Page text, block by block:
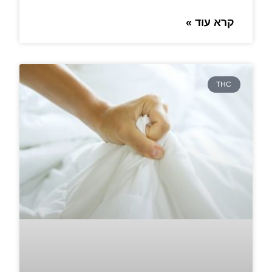
קרא עוד »
THC